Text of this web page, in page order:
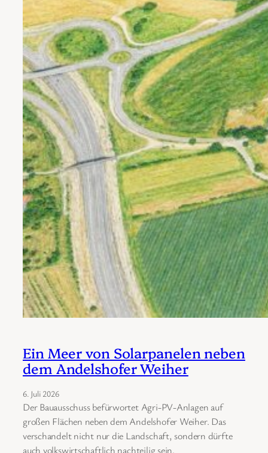
Ein Meer von Solarpanelen neben
dem Andelshofer Weiher
6. Juli 2026
Der Bauausschuss befürwortet Agri-PV-Anlagen auf
großen Flächen neben dem Andelshofer Weiher. Das
verschandelt nicht nur die Landschaft, sondern dürfte
auch volkswirtschaftlich nachteilig sein.